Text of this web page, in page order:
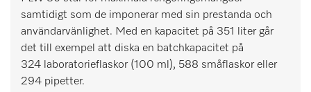
samtidigt som de imponerar med sin prestanda och
användarvänlighet. Med en kapacitet på 351 liter går
det till exempel att diska en batchkapacitet på
324 laboratorieflaskor (100 ml), 588 småflaskor eller
294 pipetter.